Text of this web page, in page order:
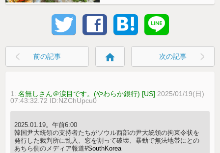
前の記事 home 次の記事
1:名無しさん＠涙目です。(やわらか銀行) [US] 2025/01/19(日)
07:43:32.72 ID:NZChUpcu0
2025.01.19。午前6:00
韓国尹大統領の支持者たちがソウル西部の尹大統領の拘束令状を
発行した裁判所に乱入、窓を割って破壊、暴動で無法地帯にとの
あちら側のメディア報道#SouthKorea